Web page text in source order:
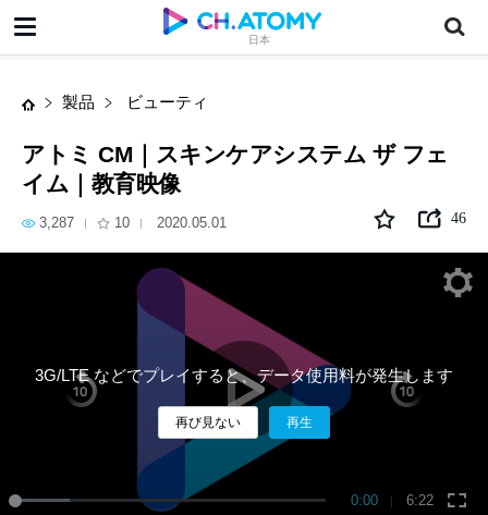
日本
製品 ビューティ
アトミ CM｜スキンケアシステム ザ フェ
イム｜教育映像
3,287 10 2020.05.01 46
0:00 6:22
3G/LTE などでプレイすると、データ使用料が発生します
再び見ない 再生